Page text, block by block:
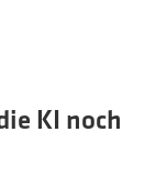
KI noch